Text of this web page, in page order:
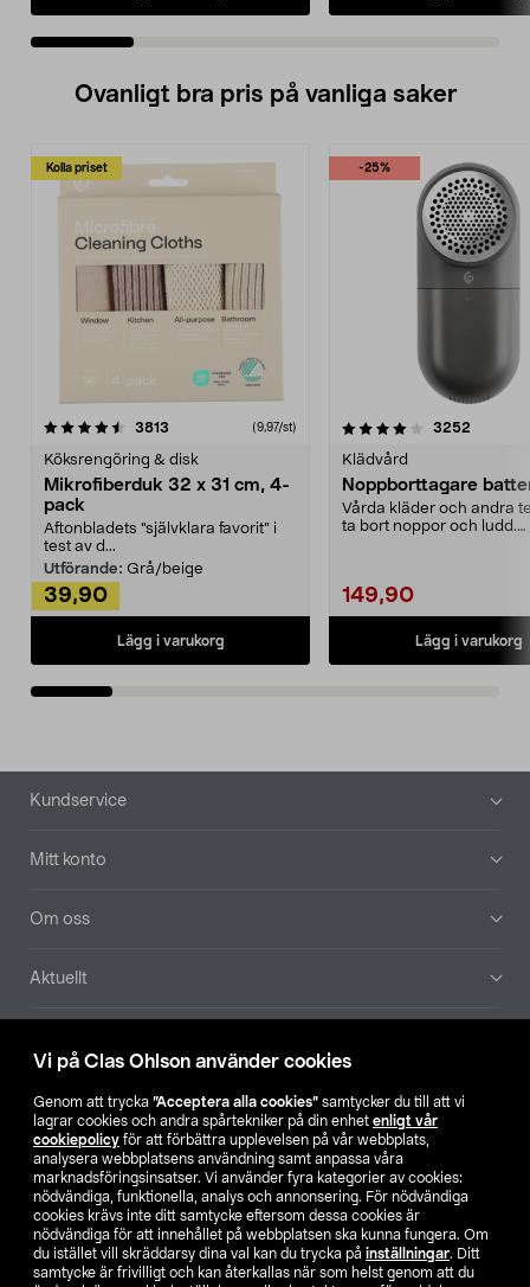
Vi på Clas Ohlson använder cookies
Genom att trycka ”Acceptera alla cookies” samtycker du till att vi
lagrar cookies och andra spårtekniker på din enhet enligt vår
cookiepolicy för att förbättra upplevelsen på vår webbplats,
analysera webbplatsens användning samt anpassa våra
marknadsföringsinsatser. Vi använder fyra kategorier av cookies:
nödvändiga, funktionella, analys och annonsering. För nödvändiga
cookies krävs inte ditt samtycke eftersom dessa cookies är
nödvändiga för att innehållet på webbplatsen ska kunna fungera. Om
du istället vill skräddarsy dina val kan du trycka på inställningar. Ditt
samtycke är frivilligt och kan återkallas när som helst genom att du
Ovanligt bra pris på vanliga saker
Kolla priset
3813 (9,97/st)
Köksrengöring & disk
Mikrofiberduk 32 x 31 cm, 4-
pack
Aftonbladets "självklara favorit” i
test av d...
Utförande: Grå/beige
39,90
Lägg i varukorg
-25%
4.0av 5 stjärnor 3252
Klädvård
Noppborttagare
Vårda kläder och andra
ta bort noppor och ludd.
149,90
Lägg i varukorg
4.5av 5 stjärnor
Sidfot
Kundservice
Mitt konto
Om oss
Aktuellt
Hitta butik
SE NO FI